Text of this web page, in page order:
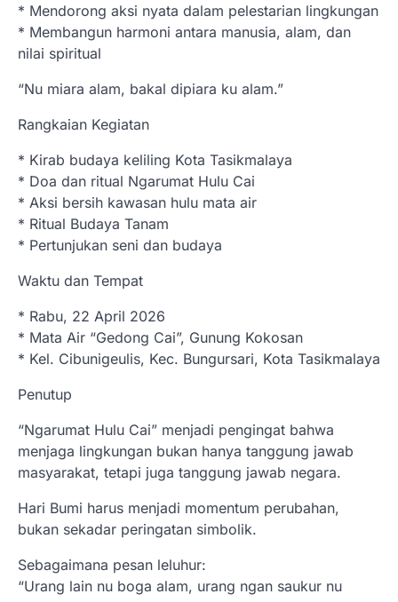
* Mendorong aksi nyata dalam pelestarian lingkungan
* Membangun harmoni antara manusia, alam, dan
nilai spiritual
“Nu miara alam, bakal dipiara ku alam.”
Rangkaian Kegiatan
* Kirab budaya keliling Kota Tasikmalaya
* Doa dan ritual Ngarumat Hulu Cai
* Aksi bersih kawasan hulu mata air
* Ritual Budaya Tanam
* Pertunjukan seni dan budaya
Waktu dan Tempat
* Rabu, 22 April 2026
* Mata Air “Gedong Cai”, Gunung Kokosan
* Kel. Cibunigeulis, Kec. Bungursari, Kota Tasikmalaya
Penutup
“Ngarumat Hulu Cai” menjadi pengingat bahwa
menjaga lingkungan bukan hanya tanggung jawab
masyarakat, tetapi juga tanggung jawab negara.
Hari Bumi harus menjadi momentum perubahan,
bukan sekadar peringatan simbolik.
Sebagaimana pesan leluhur:
“Urang lain nu boga alam, urang ngan saukur nu